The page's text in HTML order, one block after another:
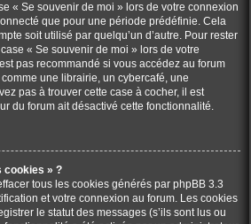
« Se souvenir de moi » lors de votre connexion
que pour une période prédéfinie. Cela
soit utilisé par quelqu’un d’autre. Pour rester
« Se souvenir de moi » lors de votre
pas recommandé si vous accédez au forum
une librairie, un cybercafé, une
pas à trouver cette case à cocher, il est
du forum ait désactivé cette fonctionnalité.
cookies » ?
tous les cookies générés par phpBB 3.3
et votre connexion au forum. Les cookies
le statut des messages (s’ils sont lus ou